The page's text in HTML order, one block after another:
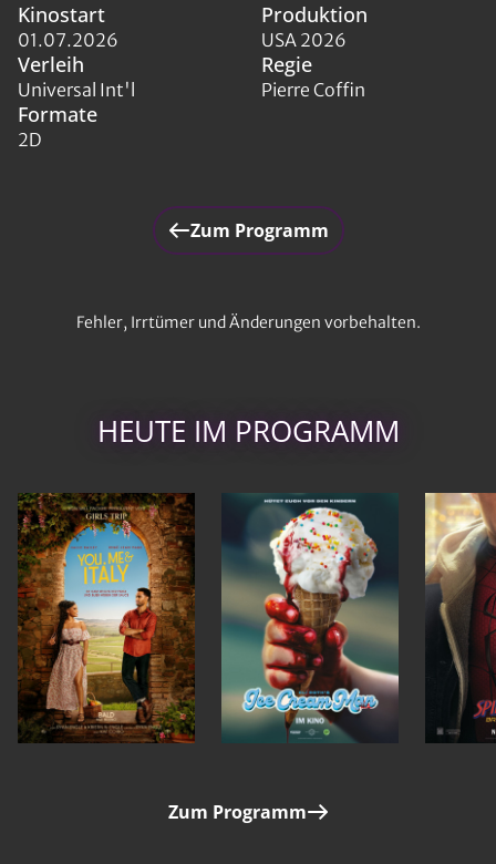
Kinostart
01.07.2026
Produktion
USA 2026
Verleih
Universal Int'l
Regie
Pierre Coffin
Formate
2D
Zum Programm
Fehler, Irrtümer und Änderungen vorbehalten.
HEUTE IM PROGRAMM
Zum Programm